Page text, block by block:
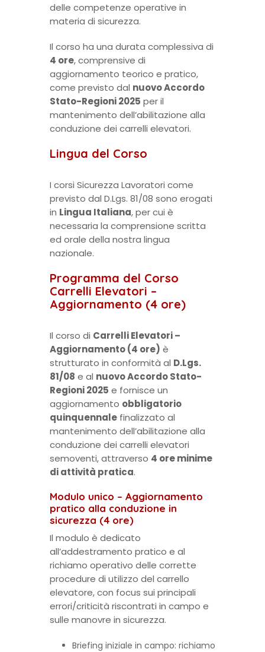
delle competenze operative in
materia di sicurezza.
Il corso ha una durata complessiva di
4 ore, comprensive di
aggiornamento teorico e pratico,
come previsto dal nuovo Accordo
Stato-Regioni 2025 per il
mantenimento dell’abilitazione alla
conduzione dei carrelli elevatori.
Lingua del Corso
I corsi Sicurezza Lavoratori come
previsto dal D.Lgs. 81/08 sono erogati
in Lingua Italiana, per cui è
necessaria la comprensione scritta
ed orale della nostra lingua
nazionale.
Programma del Corso
Carrelli Elevatori –
Aggiornamento (4 ore)
Il corso di Carrelli Elevatori –
Aggiornamento (4 ore) è
strutturato in conformità al D.Lgs.
81/08 e al nuovo Accordo Stato-
Regioni 2025 e fornisce un
aggiornamento obbligatorio
quinquennale finalizzato al
mantenimento dell’abilitazione alla
conduzione dei carrelli elevatori
semoventi, attraverso 4 ore minime
di attività pratica.
Modulo unico – Aggiornamento
pratico alla conduzione in
sicurezza (4 ore)
Il modulo è dedicato
all’addestramento pratico e al
richiamo operativo delle corrette
procedure di utilizzo del carrello
elevatore, con focus sui principali
errori/criticità riscontrati in campo e
sulle manovre in sicurezza.
Briefing iniziale in campo: richiamo